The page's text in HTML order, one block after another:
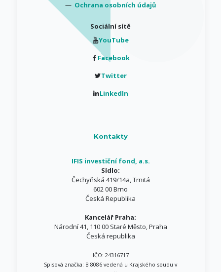
— Ochrana osobních údajů
Sociální sítě
YouTube
Facebook
Twitter
Linkedln
Kontakty
IFIS investiční fond, a.s.
Sídlo:
Čechyňská 419/14a, Trnitá
602 00 Brno
Česká Republika
Kancelář Praha:
Národní 41, 110 00 Staré Město, Praha
Česká republika
IČO: 24316717
Spisová značka: B 8086 vedená u Krajského soudu v